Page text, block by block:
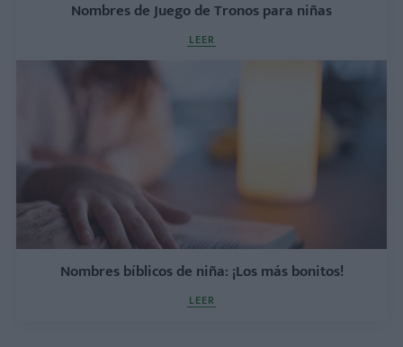
Nombres de Juego de Tronos para niñas
LEER
Nombres bíblicos de niña: ¡Los más bonitos!
LEER